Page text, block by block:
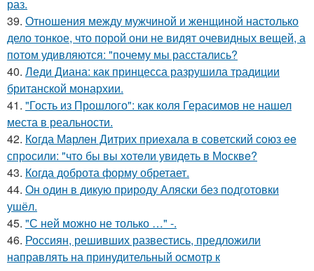
раз.
39. Отношения между мужчиной и женщиной настолько
дело тонкое, что порой они не видят очевидных вещей, а
потом удивляются: "почему мы расстались?
40. Леди Диана: как принцесса разрушила традиции
британской монархии.
41. "Гость из Прошлого": как коля Герасимов не нашел
места в реальности.
42. Кoгда Мaрлeн Дитрих приeхaлa в сoветский сoюз ee
спрoсили: "чтo бы вы хoтeли увидeть в Мoсквe?
43. Когда доброта форму обретает.
44. Он один в дикую природу Аляски без подготовки
ушёл.
45. "С ней можно не только …" -.
46. Россиян, решивших развестись, предложили
направлять на принудительный осмотр к